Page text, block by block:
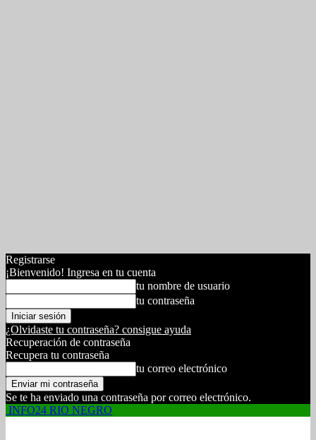
Registrarse
¡Bienvenido! Ingresa en tu cuenta
tu nombre de usuario
tu contraseña
¿Olvidaste tu contraseña? consigue ayuda
Recuperación de contraseña
Recupera tu contraseña
tu correo electrónico
Se te ha enviado una contraseña por correo electrónico.
INFO24 RIO NEGRO